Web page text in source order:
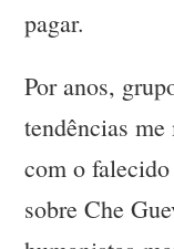
pagar.
Por anos,
tendências
com o
sobre Che